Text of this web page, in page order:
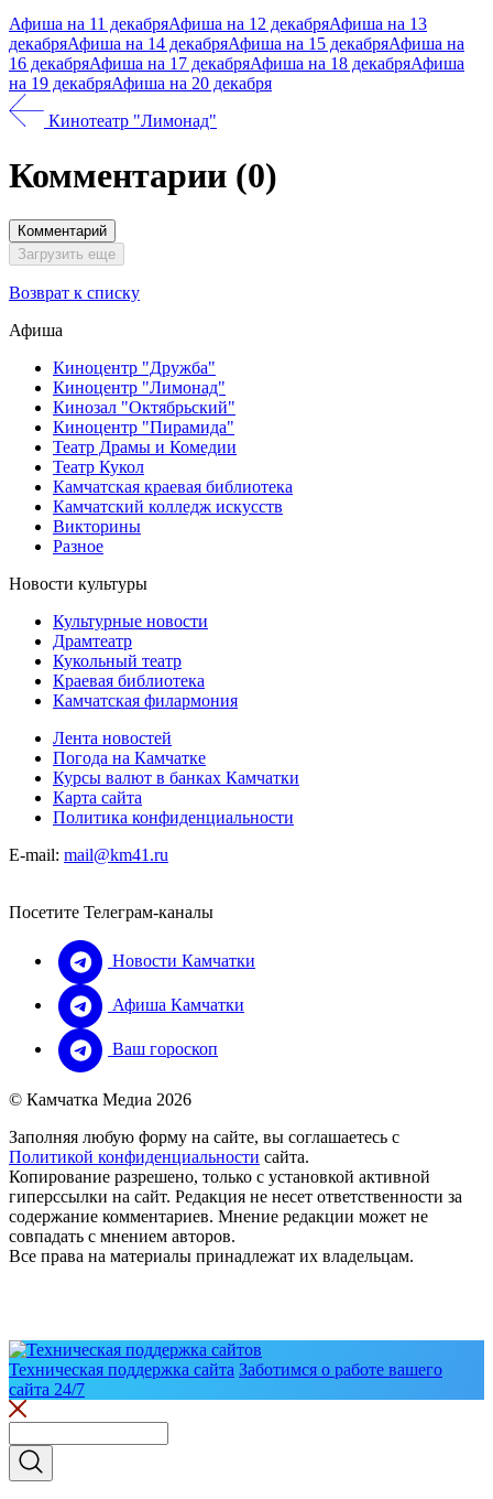
Афиша на 11 декабряАфиша на 12 декабряАфиша на 13
декабряАфиша на 14 декабряАфиша на 15 декабряАфиша на
16 декабряАфиша на 17 декабряАфиша на 18 декабряАфиша
на 19 декабряАфиша на 20 декабря
Кинотеатр "Лимонад"
Комментарии (0)
Комментарий
Загрузить еще
Возврат к списку
Афиша
Киноцентр "Дружба"
Киноцентр "Лимонад"
Кинозал "Октябрьский"
Киноцентр "Пирамида"
Театр Драмы и Комедии
Театр Кукол
Камчатская краевая библиотека
Камчатский колледж искусств
Викторины
Разное
Новости культуры
Культурные новости
Драмтеатр
Кукольный театр
Краевая библиотека
Камчатская филармония
Лента новостей
Погода на Камчатке
Курсы валют в банках Камчатки
Карта сайта
Политика конфиденциальности
E-mail: mail@km41.ru
Посетите Телеграм-каналы
Новости Камчатки
Афиша Камчатки
Ваш гороскоп
© Камчатка Медиа 2026
Заполняя любую форму на сайте, вы соглашаетесь с
Политикой конфиденциальности сайта.
Копирование разрешено, только с установкой активной
гиперссылки на сайт. Редакция не несет ответственности за
содержание комментариев. Мнение редакции может не
совпадать с мнением авторов.
Все права на материалы принадлежат их владельцам.
Техническая поддержка сайта Заботимся о работе вашего
сайта 24/7